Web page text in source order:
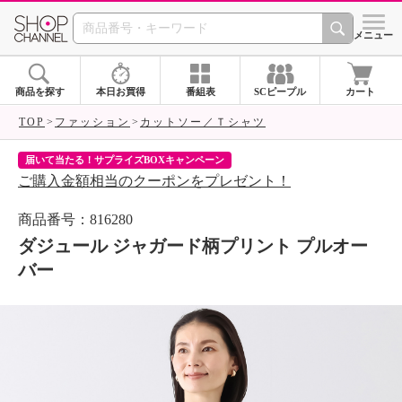
SHOP CHANNEL シメニュー
商品を探す 本日お買得 番組表 SCピープル カート
TOP ファッション カットソー／Ｔシャツ
届いて当たる！サプライズBOXキャンペーン
ご購入金額相当のクーポンをプレゼント！
商品番号：816280
ダジュール ジャガード柄プリント プルオー
バー